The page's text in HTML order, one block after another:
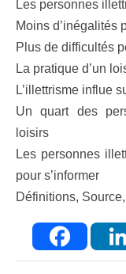
Les personnes
Moins d’inégalités
Plus de difficultés
La pratique d’un
L’illettrisme influe
Un quart des
loisirs
Les personnes
pour s’informer
Définitions,